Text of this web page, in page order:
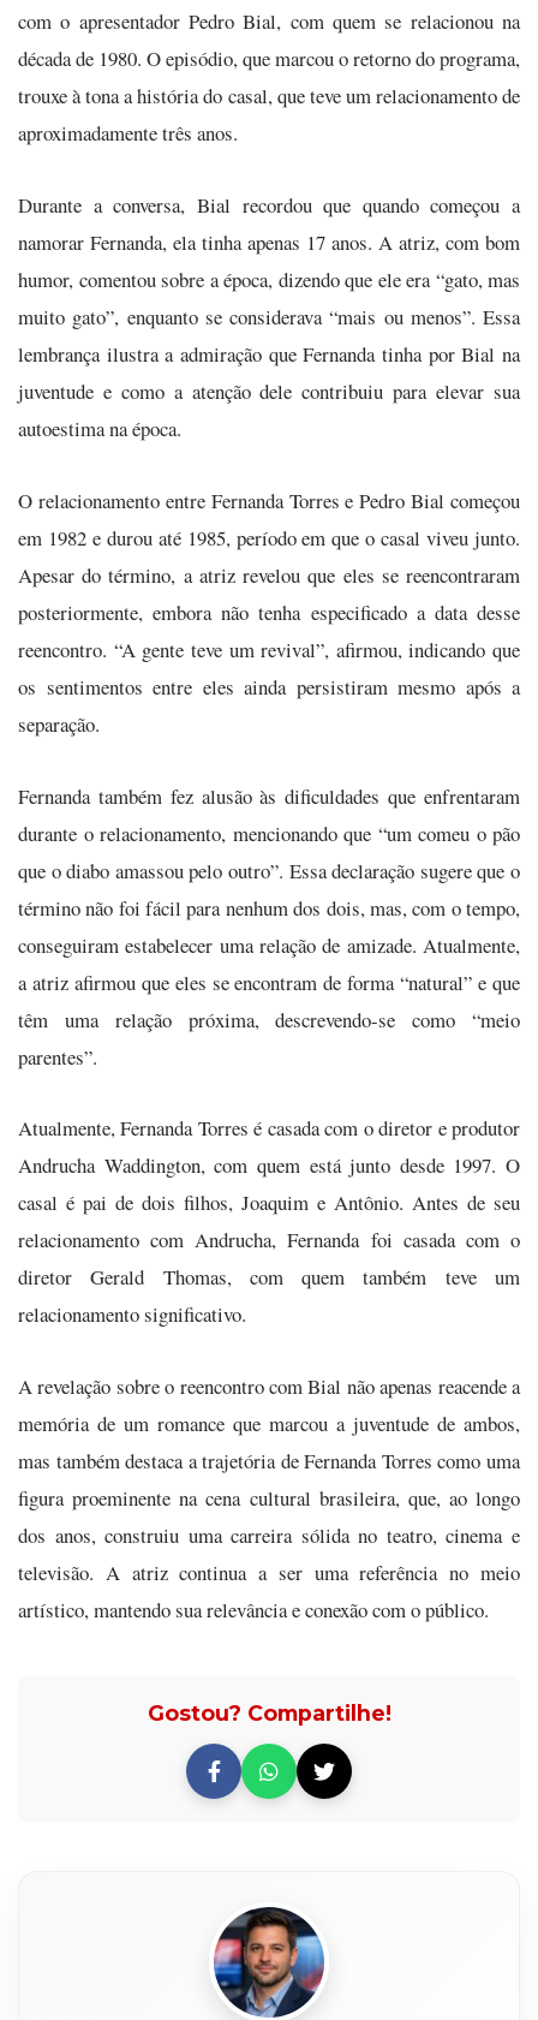
com o apresentador Pedro Bial, com quem se relacionou na
década de 1980. O episódio, que marcou o retorno do programa,
trouxe à tona a história do casal, que teve um relacionamento de
aproximadamente três anos.
Durante a conversa, Bial recordou que quando começou a
namorar Fernanda, ela tinha apenas 17 anos. A atriz, com bom
humor, comentou sobre a época, dizendo que ele era “gato, mas
muito gato”, enquanto se considerava “mais ou menos”. Essa
lembrança ilustra a admiração que Fernanda tinha por Bial na
juventude e como a atenção dele contribuiu para elevar sua
autoestima na época.
O relacionamento entre Fernanda Torres e Pedro Bial começou
em 1982 e durou até 1985, período em que o casal viveu junto.
Apesar do término, a atriz revelou que eles se reencontraram
posteriormente, embora não tenha especificado a data desse
reencontro. “A gente teve um revival”, afirmou, indicando que
os sentimentos entre eles ainda persistiram mesmo após a
separação.
Fernanda também fez alusão às dificuldades que enfrentaram
durante o relacionamento, mencionando que “um comeu o pão
que o diabo amassou pelo outro”. Essa declaração sugere que o
término não foi fácil para nenhum dos dois, mas, com o tempo,
conseguiram estabelecer uma relação de amizade. Atualmente,
a atriz afirmou que eles se encontram de forma “natural” e que
têm uma relação próxima, descrevendo-se como “meio
parentes”.
Atualmente, Fernanda Torres é casada com o diretor e produtor
Andrucha Waddington, com quem está junto desde 1997. O
casal é pai de dois filhos, Joaquim e Antônio. Antes de seu
relacionamento com Andrucha, Fernanda foi casada com o
diretor Gerald Thomas, com quem também teve um
relacionamento significativo.
A revelação sobre o reencontro com Bial não apenas reacende a
memória de um romance que marcou a juventude de ambos,
mas também destaca a trajetória de Fernanda Torres como uma
figura proeminente na cena cultural brasileira, que, ao longo
dos anos, construiu uma carreira sólida no teatro, cinema e
televisão. A atriz continua a ser uma referência no meio
artístico, mantendo sua relevância e conexão com o público.
Gostou? Compartilhe!